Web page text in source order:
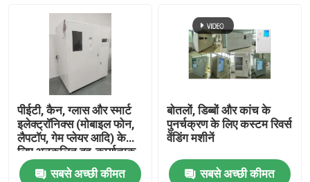
पीईटी, कैन, ग्लास और स्मार्ट
इलेक्ट्रॉनिक्स (मोबाइल फोन,
लैपटॉप, गेम प्लेयर आदि) के
लिए अनुकूलित बहु-कार्यात्मक
रीसाइक्लिंग समाधान
सबसे अच्छी कीमत
बोतलों, डिब्बों और कांच के
पुनर्चक्रण के लिए कस्टम रिवर्स
वेंडिंग मशीनें
सबसे अच्छी कीमत